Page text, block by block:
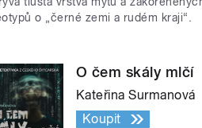
o „černé zemi a rudém kraji“.
O čem skály mlčí
Kateřina Surmanová
Koupit